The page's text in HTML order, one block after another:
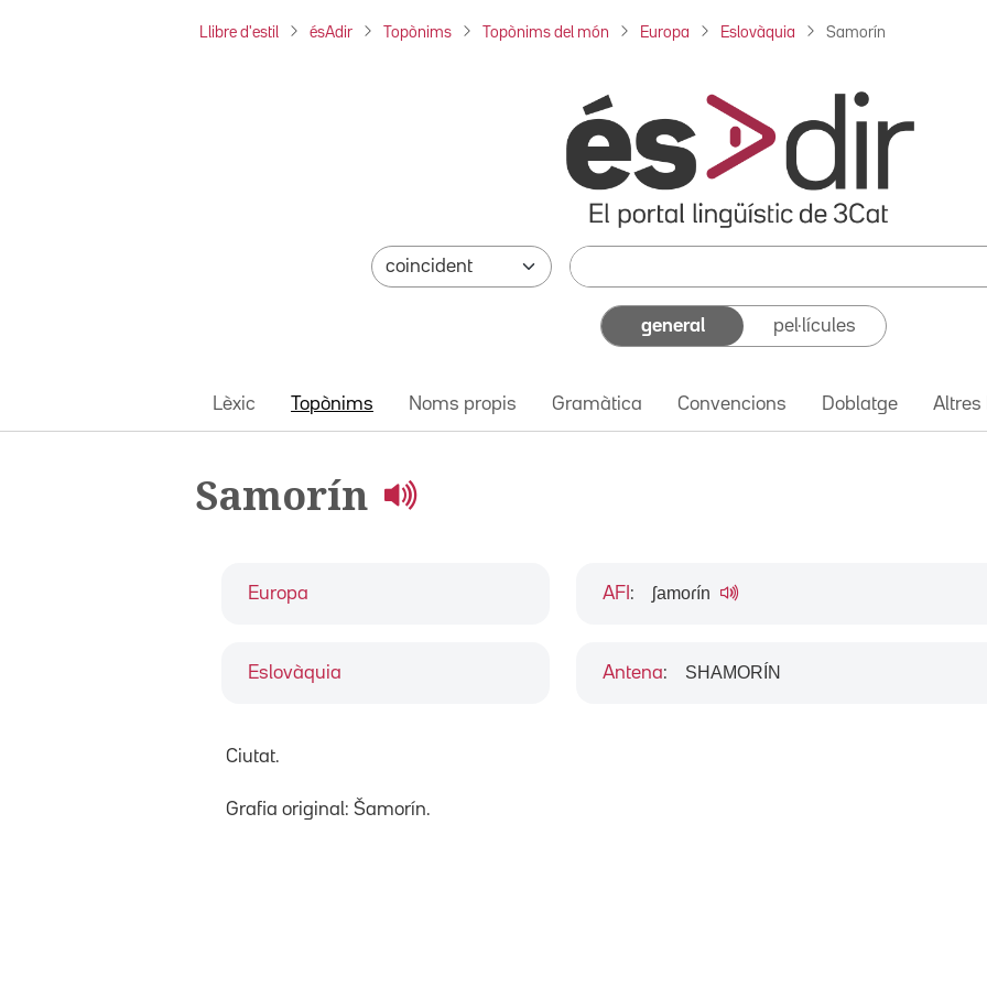
Llibre d'estil ésAdir Topònims Topònims del món Europa Eslovàquia Samorín
general pel·lícules
Lèxic Topònims Noms propis Gramàtica Convencions Doblatge Altres
Samorín
Europa
Eslovàquia
AFI : ʃamoɾín
Antena: SHAMORÍN
Ciutat.
Grafia original: Šamorín.